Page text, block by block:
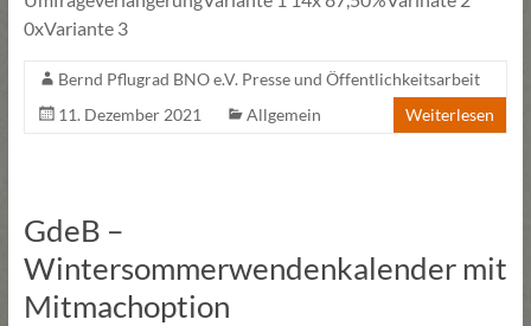
0xVariante 3
Bernd Pflugrad BNO e.V. Presse und Öffentlichkeitsarbeit
11. Dezember 2021
Allgemein Weiterlesen
GdeB –
Wintersommerwendenkalender mit
Mitmachoption